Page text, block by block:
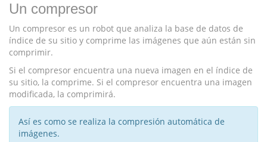
Un compresor
Un compresor es un robot que analiza la base de datos de
índice de su sitio y comprime las imágenes que aún están sin
comprimir.
Si el compresor encuentra una nueva imagen en el índice de
su sitio, la comprime. Si el compresor encuentra una imagen
modificada, la comprimirá.
Así es como se realiza la compresión automática de
imágenes.